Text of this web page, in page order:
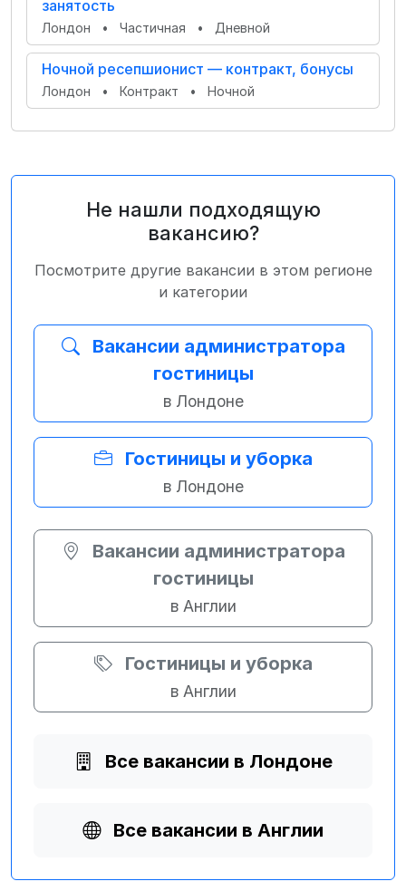
занятость
Лондон • Частичная • Дневной
Ночной ресепшионист — контракт, бонусы
Лондон • Контракт • Ночной
Не нашли подходящую
вакансию?
Посмотрите другие вакансии в этом регионе
и категории
Вакансии администратора
гостиницы
в Лондоне
Гостиницы и уборка
в Лондоне
Вакансии администратора
гостиницы
в Англии
Гостиницы и уборка
в Англии
Все вакансии в Лондоне
Все вакансии в Англии